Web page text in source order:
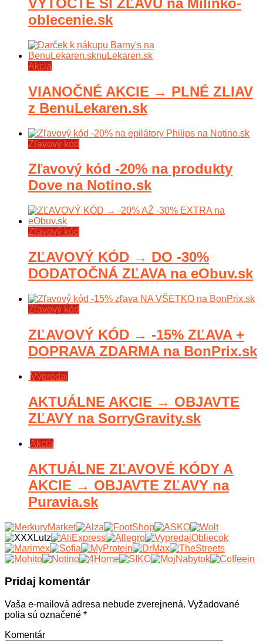
oblecenie.sk
Akcia
VIANOČNÉ AKCIE → PLNÉ ZLIAV
z BenuLekaren.sk
Zľavový kód
Zľavový kód -20% na produkty
Dove na Notino.sk
Zľavový kód
ZĽAVOVÝ KÓD → DO -30%
DODATOČNÁ ZĽAVA na eObuv.sk
Zľavový kód
ZĽAVOVÝ KÓD → -15% ZĽAVA +
DOPRAVA ZDARMA na BonPrix.sk
Výpredaj
AKTUÁLNE AKCIE → OBJAVTE
ZĽAVY na SorryGravity.sk
Akcia
AKTUÁLNE ZĽAVOVÉ KÓDY A
AKCIE → OBJAVTE ZĽAVY na
Puravia.sk
Pridaj komentár
Vaša e-mailová adresa nebude zverejnená. Vyžadované
polia sú označené *
Komentár